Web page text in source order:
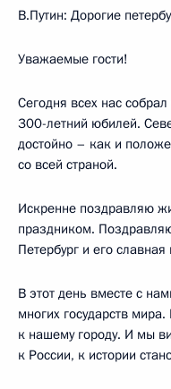
В.Путин: Дорогие
Уважаемые гости!
Сегодня всех нас
300-летний юбилей.
достойно – как и
со всей страной.
Искренне поздравляю
праздником.
Петербург и его славная
В этот день вместе с
многих государств
к нашему городу. И мы
к России, к истории